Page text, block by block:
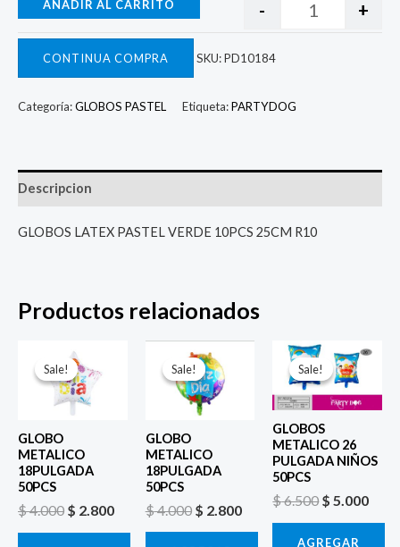
- +
AÑADIR AL CARRITO
CONTINUA COMPRA SKU:PD10184
Categoría:GLOBOS PASTEL Etiqueta:PARTYDOG
Descripcion
GLOBOS LATEX PASTEL VERDE 10PCS 25CM R10
Productos relacionados
Sale!
Sale!
GLOBO
METALICO
18PULGADA
50PCS
$4.000
El
precio
original
era:
$ 4.000.
$ 2.800
Sale!
Sale!
GLOBO
METALICO
18PULGADA
50PCS
$4.000
precio
original
era:
$ 4.000.
$ 2.800
Sale!
Sale!
GLOBOS
METALICO 26
PULGADA NIÑOS
50PCS
$6.500
El
precio
original
era:
$ 5.000
El
AGREGAR